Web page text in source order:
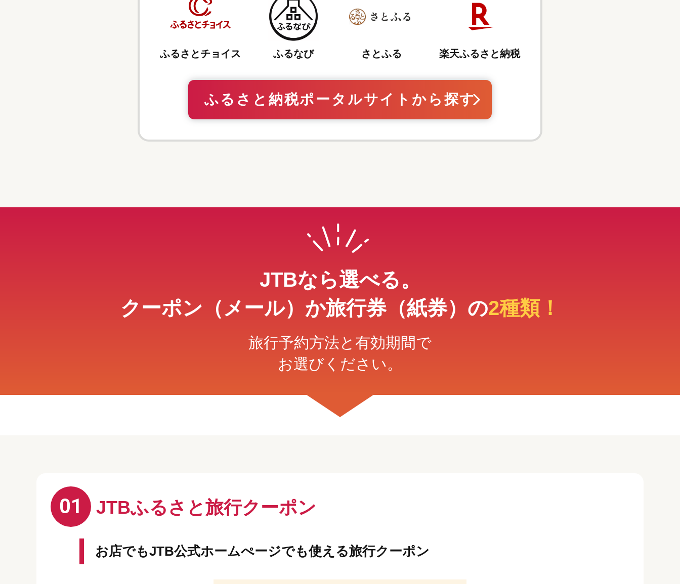
ふるさとチョイス ふるなび さとふる 楽天ふるさと納税
ふるさと納税ポータルサイトから探す
JTBなら選べる。
クーポン（メール）か旅行券（紙券）の2種類！
旅行予約方法と有効期間で
お選びください。
01 JTBふるさと旅行クーポン
お店でもJTB公式ホームぺージでも使える旅行クーポン